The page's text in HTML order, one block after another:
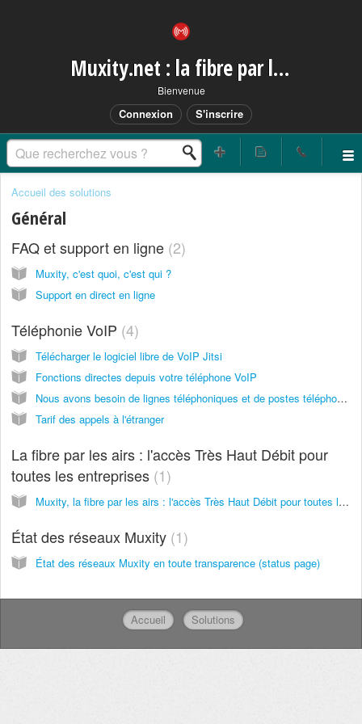
Muxity.net : la fibre par les airs
Bienvenue
Connexion S'inscrire
Accueil des solutions
Général
FAQ et support en ligne 2
Muxity, c'est quoi, c'est qui ?
Support en direct en ligne
Téléphonie VoIP 4
Télécharger le logiciel libre de VoIP Jitsi
Fonctions directes depuis votre téléphone VoIP
Nous avons besoin de lignes téléphoniques et de postes téléphoniques : que proposez-vous ?
Tarif des appels à l'étranger
La fibre par les airs : l'accès Très Haut Débit pour
toutes les entreprises 1
Muxity, la fibre par les airs : l'accès Très Haut Débit pour toutes les entreprises
État des réseaux Muxity 1
État des réseaux Muxity en toute transparence (status page)
Accueil Solutions